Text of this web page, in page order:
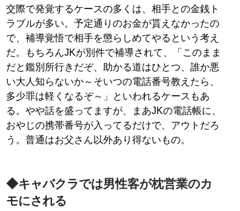
交際で発覚するケースの多くは、相手との金銭ト
ラブルが多い。予定通りのお金が貰えなかったの
で、補導覚悟で相手を懲らしめてやるという考え
だ。もちろんJKが別件で補導されて、「このまま
だと鑑別所行きだぞ、助かる道はひとつ、誰か悪
い大人知らないか～そいつの電話番号教えたら、
多少罪は軽くなるぞ～」といわれるケースもあ
る。やや話を盛ってますが、まあJKの電話帳に、
おやじの携帯番号が入ってるだけで、アウトだろ
う。普通はお父さん以外あり得ないもの。
◆キャバクラでは男性客が枕営業のカ
モにされる